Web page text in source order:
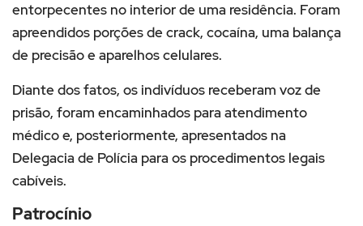
entorpecentes no interior de uma residência. Foram
apreendidos porções de crack, cocaína, uma balança
de precisão e aparelhos celulares.
Diante dos fatos, os indivíduos receberam voz de
prisão, foram encaminhados para atendimento
médico e, posteriormente, apresentados na
Delegacia de Polícia para os procedimentos legais
cabíveis.
Patrocínio